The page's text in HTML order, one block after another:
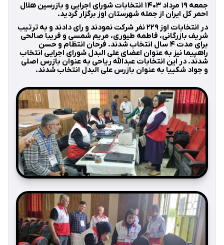
جمعه ۱۹ مرداد ۱۴۰۳ انتخابات شورای اجرایی و بازرسین هلال
احمر کل ایران از جمله شهرستان اوز برگزار گردید.
در انتخابات اوز ۲۲۹ نفر شرکت نمودند و رای دادند و به ترتیب
شریف بازرگانی، فاطمه طیوری، مریم شمسی و فریبا صالحی
برای مدت ۴ سال انتخاب شدند. فرحان انتظام و حسن
راهپیما نیز به عنوان اعضای علی البدل شورای اجرایی انتخاب
شدند. در این انتخابات عبدالله ریاحی به عنوان بازرس اصلی
و جواد شکییا به عنوان بازرس علی البدل انتخاب شدند.